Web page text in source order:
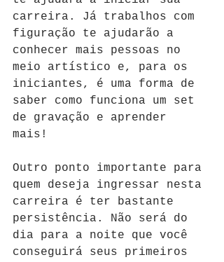
carreira. Já trabalhos com
figuração te ajudarão a
conhecer mais pessoas no
meio artístico e, para os
iniciantes, é uma forma de
saber como funciona um set
de gravação e aprender
mais!
Outro ponto importante para
quem deseja ingressar nesta
carreira é ter bastante
persistência. Não será do
dia para a noite que você
conseguirá seus primeiros